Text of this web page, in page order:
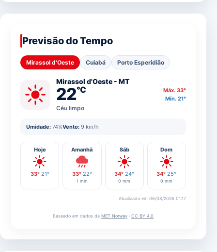
Previsão do Tempo
Mirassol d'Oeste Cuiabá Porto Esperidião
Mirassol d'Oeste - MT
22°C
Céu limpo
Máx. 33°
Mín. 21°
Umidade: 74%Vento: 9 km/h
Hoje
33° 21°
Amanhã
33° 22°
1 mm
Sáb
34° 24°
0 mm
Dom
34° 25°
0 mm
Atualizado em 06/08/2026 01:17
Baseado em dados da MET Norway · CC BY 4.0